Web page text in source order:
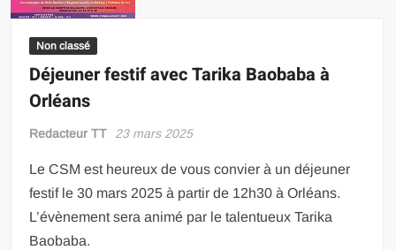
Non classé
Déjeuner festif avec Tarika Baobaba à
Orléans
Redacteur TT 23 mars 2025
Le CSM est heureux de vous convier à un déjeuner
festif le 30 mars 2025 à partir de 12h30 à Orléans.
L’évènement sera animé par le talentueux Tarika
Baobaba.